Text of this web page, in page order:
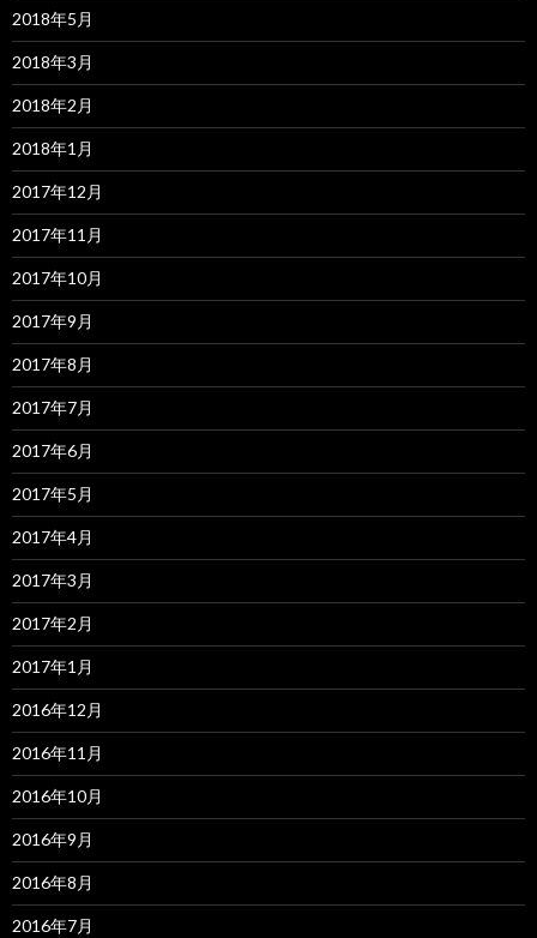
2018年5月
2018年3月
2018年2月
2018年1月
2017年12月
2017年11月
2017年10月
2017年9月
2017年8月
2017年7月
2017年6月
2017年5月
2017年4月
2017年3月
2017年2月
2017年1月
2016年12月
2016年11月
2016年10月
2016年9月
2016年8月
2016年7月